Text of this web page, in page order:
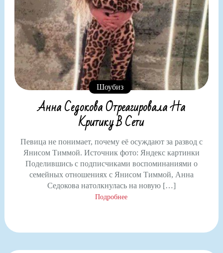
Шоубиз
Анна Седокова Отреагировала На
Критику В Сети
Певица не понимает, почему её осуждают за развод с
Янисом Тиммой. Источник фото: Яндекс картинки
Поделившись с подписчиками воспоминаниями о
семейных отношениях с Янисом Тиммой, Анна
Седокова натолкнулась на новую […]
Подробнее